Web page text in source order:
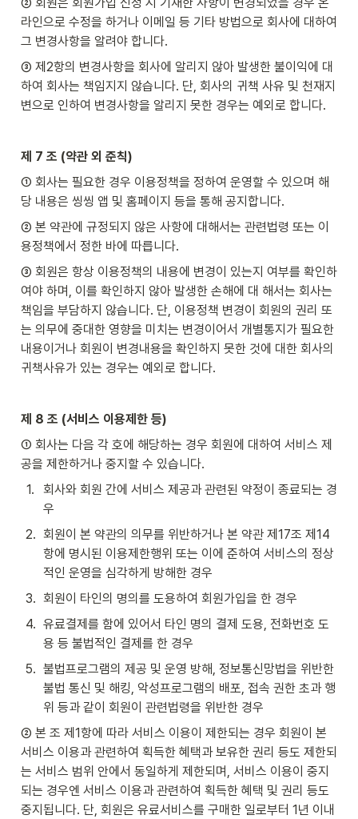
라인으로 수정을 하거나 이메일 등 기타 방법으로 회사에 대하여
그 변경사항을 알려야 합니다.
③ 제2항의 변경사항을 회사에 알리지 않아 발생한 불이익에 대
하여 회사는 책임지지 않습니다. 단, 회사의 귀책 사유 및 천재지
변으로 인하여 변경사항을 알리지 못한 경우는 예외로 합니다.
제 7 조 (약관 외 준칙)
① 회사는 필요한 경우 이용정책을 정하여 운영할 수 있으며 해
당 내용은 씽씽 앱 및 홈페이지 등을 통해 공지합니다.
② 본 약관에 규정되지 않은 사항에 대해서는 관련법령 또는 이
용정책에서 정한 바에 따릅니다.
③ 회원은 항상 이용정책의 내용에 변경이 있는지 여부를 확인하
여야 하며, 이를 확인하지 않아 발생한 손해에 대 해서는 회사는
책임을 부담하지 않습니다. 단, 이용정책 변경이 회원의 권리 또
는 의무에 중대한 영향을 미치는 변경이어서 개별통지가 필요한
내용이거나 회원이 변경내용을 확인하지 못한 것에 대한 회사의
귀책사유가 있는 경우는 예외로 합니다.
제 8 조 (서비스 이용제한 등)
① 회사는 다음 각 호에 해당하는 경우 회원에 대하여 서비스 제
공을 제한하거나 중지할 수 있습니다.
1.
회사와 회원 간에 서비스 제공과 관련된 약정이 종료되는 경
우
2. 회원이 본 약관의 의무를 위반하거나 본 약관 제17조 제14
항에 명시된 이용제한행위 또는 이에 준하여 서비스의 정상
적인 운영을 심각하게 방해한 경우
3. 회원이 타인의 명의를 도용하여 회원가입을 한 경우
4. 유료결제를 함에 있어서 타인 명의 결제 도용, 전화번호 도
용 등 불법적인 결제를 한 경우
5. 불법프로그램의 제공 및 운영 방해, 정보통신망법을 위반한
불법 통신 및 해킹, 악성프로그램의 배포, 접속 권한 초과 행
위 등과 같이 회원이 관련법령을 위반한 경우
② 본 조 제1항에 따라 서비스 이용이 제한되는 경우 회원이 본
서비스 이용과 관련하여 획득한 혜택과 보유한 권리 등도 제한되
는 서비스 범위 안에서 동일하게 제한되며, 서비스 이용이 중지
되는 경우엔 서비스 이용과 관련하여 획득한 혜택 및 권리 등도
중지됩니다. 단, 회원은 유료서비스를 구매한 일로부터 1년 이내